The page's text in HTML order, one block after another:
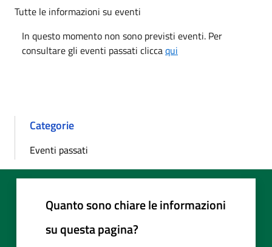
Tutte le informazioni su eventi
In questo momento non sono previsti eventi. Per
consultare gli eventi passati cliccaqui
Categorie
Eventi passati
Quanto sono chiare le informazioni
su questa pagina?